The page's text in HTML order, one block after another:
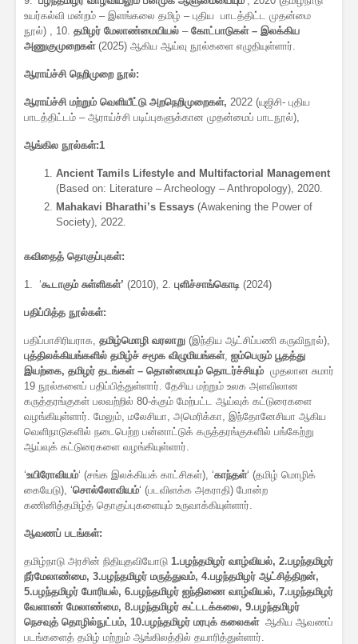
உயர்கல்வி மன்றம் – இளங்கலை தமிழ் – புதிய பாடத்திட்ட முதன்மை
நூல்) , 10. தமிழர் மேலாண்மையியல் – கோட்பாடுகள் – இலக்கிய
அணுகுமுறைகள்(2025) ஆகிய ஆய்வு நூல்களை எழுதியுள்ளார்.
ஆராய்ச்சி நெறிமுறை நூல்:
ஆராய்ச்சி மற்றும் வெளியீட்டு அறநெறிமுறைகள், 2022 (யுஜிசி- புதிய
பாடத்திட்டம் – ஆராய்ச்சி படிப்புகளுக்கான முதன்மைப் பாடநூல்),
ஆங்கில நூல்கள்:1
Ancient Tamils Lifestyle and Multifactorial Management
(Based on: Literature – Archeology – Anthropology), 2020.
Mahakavi Bharathi’s Essays (Awakening the Power of
Society), 2022.
கவிதைத் தொகுப்புகள்:
1. ‘கூடாகும் சுள்ளிகள்’ (2010), 2. புளிச்சாங்கொடி (2024)
பதிப்பித்த நூல்கள்:
பதிப்பாசிரியராக, தமிழ்மொழி வரலாறு (இந்திய ஆட்சிப்பணி கருவிநூல்),
புத்திலக்கியங்களில் தமிழ்ச் சமூக விழுமியங்கள், ஐம்பெரும் பூதத்து
இயற்கை, தமிழர் தடங்கள் – தொன்மையும் தொடர்ச்சியும் முதலான சுமார்
19 நூல்களைப் பதிப்பித்துள்ளார். தேசிய மற்றும் உலக அளவிலான
கருத்தரங்குகள் பலவற்றில் 80-க்கும் மேற்பட்ட ஆய்வுக் கட்டுரைகளை
வழங்கியுள்ளார். மேலும், மலேசியா, அமெரிக்கா, இந்தோனேசியா ஆகிய
வெளிநாடுகளில் நடைபெற்ற பன்னாட்டுக் கருத்தரங்குகளில் பங்கேற்று
ஆய்வுக் கட்டுரைகளை வழங்கியுள்ளார்.
‘உயிரோவியம்‘ (சங்க இலக்கியக் காட்சிகள்), ‘காந்தள்‘ (தமிழ் மொழிக்
கையேடு), ‘சொல்லோவியம்‘ (படவிளக்க அகராதி) போன்ற
கணினித்தமிழ்த் தொகுப்புகளையும் உருவாக்கியுள்ளார்.
ஆவணப் படங்கள்:
தமிழ்நாடு அரசின் நிதியுதவியோடு 1.பழந்தமிழர் வாழ்வியல், 2.பழந்தமிழர்
நீர்மேலாண்மை, 3.பழந்தமிழர் மருத்துவம், 4.பழந்தமிழர் ஆட்சித்திறன்,
5.பழந்தமிழர் போரியல், 6.பழந்தமிழர் ஐந்திணை வாழ்வியல், 7.பழந்தமிழர்
வேளாண் மேலாண்மை, 8.பழந்தமிழர் கட்டடக்கலை, 9.பழந்தமிழர்
நெசவுத் தொழில்நுட்பம், 10.பழந்தமிழர் மரபுக் கலைகள் ஆகிய ஆவணப்
படங்களைத் தமிழ் மற்றும் ஆங்கிலத்தில் தயாரித்துள்ளார்.